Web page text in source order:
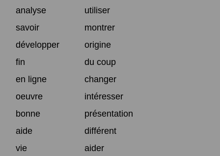
analyse
utiliser
savoir
montrer
développer
origine
fin
du coup
en ligne
changer
oeuvre
intéresser
bonne
présentation
aide
différent
vie
aider